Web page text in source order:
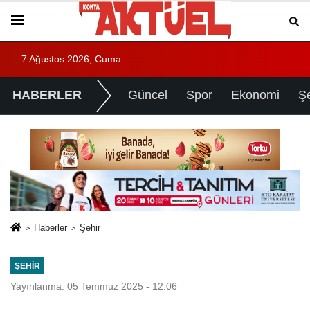
7 Ağustos 2026, Cuma
HABERLER Güncel Spor Ekonomi
Haberler Şehir
ŞEHIR
Yayınlanma: 05 Temmuz 2025 - 12:06